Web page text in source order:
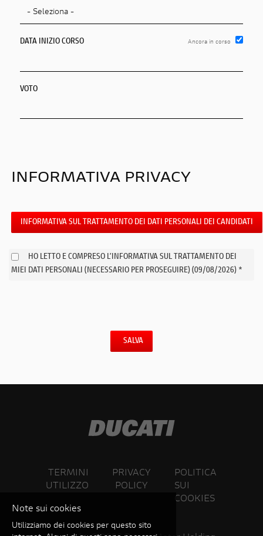
DATA INIZIO CORSO Ancora in corso
DATA DI RILASCIO DEL TITOLO
VOTO
INFORMATIVA PRIVACY
INFORMATIVA SUL TRATTAMENTO DEI DATI PERSONALI DEI CANDIDATI
HO LETTO E COMPRESO L’INFORMATIVA SUL TRATTAMENTO DEI
MIEI DATI PERSONALI (NECESSARIO PER PROSEGUIRE) (09/08/2026) *
SALVA
TERMINI
UTILIZZO
PRIVACY
POLICY
POLITICA
SUI
COOKIES
Note sui cookies
Utilizziamo dei cookies per questo sito